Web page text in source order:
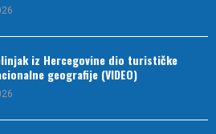
iz Hercegovine dio turističke
geografije (VIDEO)